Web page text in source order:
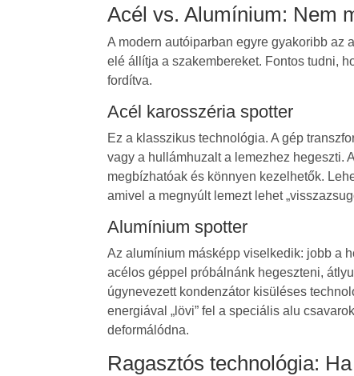
Acél vs. Alumínium: Nem
A modern autóiparban egyre gyakoribb az
elé állítja a szakembereket. Fontos tudni,
fordítva.
Acél karosszéria spotter
Ez a klasszikus technológia. A gép
vagy a hullámhuzalt a lemezhez hegeszti.
megbízhatóak és könnyen kezelhetők.
amivel a megnyúlt lemezt lehet
Alumínium spotter
Az alumínium másképp viselkedik: jobb a
acélos géppel próbálnánk hegeszteni,
úgynevezett kondenzátor kisüléses
energiával „lövi” fel a speciális alu
deformálódna.
Ragasztós technológia: